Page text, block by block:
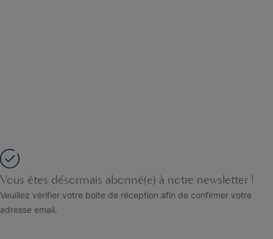
Vous êtes désormais abonné(e) à notre newsletter !
Veuillez vérifier votre boîte de réception afin de confirmer votre
adresse email.